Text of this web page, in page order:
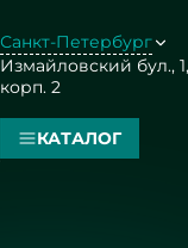
Санкт-Петербург
Измайловский бул., 1,
корп. 2
КАТАЛОГ